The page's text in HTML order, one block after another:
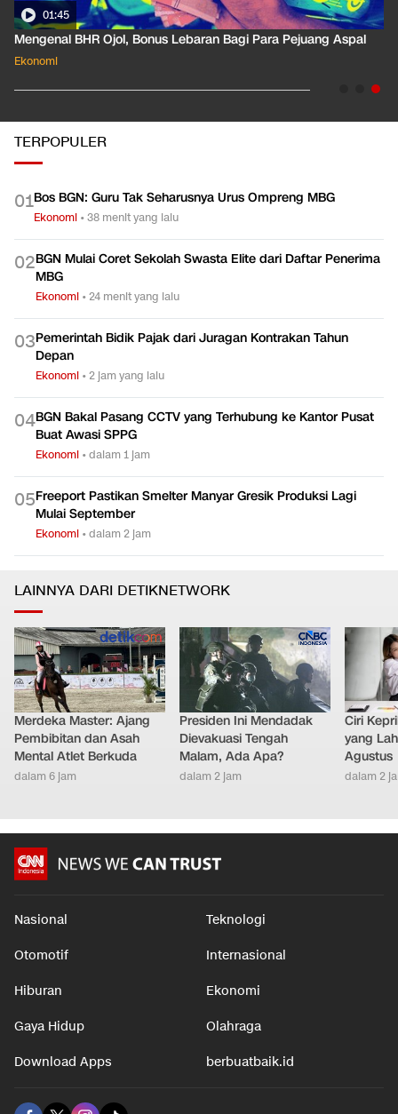
01:35
Pahami Dampak Kenaikan Suku Bunga Acuan ke Cicilan KPR
Ekonomi
TERPOPULER
01Bos BGN: Guru Tak Seharusnya Urus Ompreng MBG
Ekonomi •38 menit yang lalu
02BGN Mulai Coret Sekolah Swasta Elite dari Daftar Penerima
MBG
Ekonomi •24 menit yang lalu
03Pemerintah Bidik Pajak dari Juragan Kontrakan Tahun
Depan
Ekonomi •2 jam yang lalu
04BGN Bakal Pasang CCTV yang Terhubung ke Kantor Pusat
Buat Awasi SPPG
Ekonomi •dalam 1 jam
05Freeport Pastikan Smelter Manyar Gresik Produksi Lagi
Mulai September
Ekonomi •dalam 2 jam
LAINNYA DARI DETIKNETWORK
Merdeka Master: Ajang
Pembibitan dan Asah
Mental Atlet Berkuda
dalam 6 jam
Presiden Ini Mendadak
Dievakuasi Tengah
Malam, Ada Apa?
dalam 2 jam
Ciri
yang
Agustus
dalam 2
Nasional Teknologi
Otomotif Internasional
Hiburan Ekonomi
Gaya Hidup Olahraga
Download Apps berbuatbaik.id